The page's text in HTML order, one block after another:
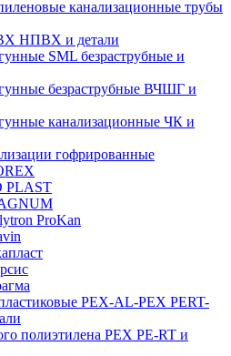
канализационные трубы
НПВХ и детали
SML безраструбные и
безраструбные ВЧШГ и
канализационные ЧК и
гофрированные
PLAST
ProKan
PEX-AL-PEX PERT-
полиэтилена PEX PE-RT и